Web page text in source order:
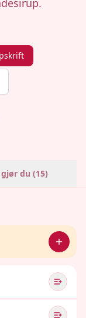
du (15)